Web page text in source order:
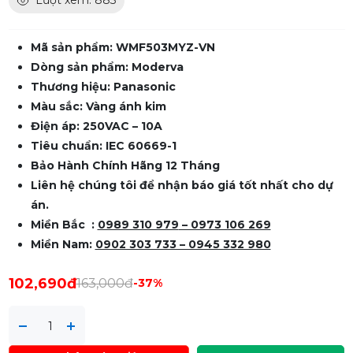
Mã sản phẩm: WMF503MYZ-VN
Dòng sản phẩm: Moderva
Thương hiệu: Panasonic
Màu sắc: Vàng ánh kim
Điện áp: 250VAC – 10A
Tiêu chuẩn: IEC 60669-1
Bảo Hành Chính Hãng 12 Tháng
Liên hệ chúng tôi để nhận báo giá tốt nhất cho dự
án.
Miền Bắc : 0989 310 979 – 0973 106 269
Miền Nam: 0902 303 733 – 0945 332 980
102,690đ163,000đ-37%